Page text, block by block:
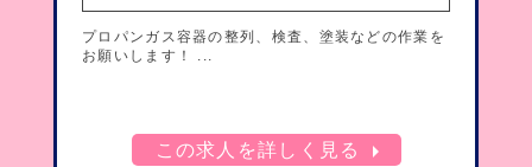
プロパンガス容器の整列、検査、塗装などの作業を
お願いします！ ...
この求人を詳しく見る arrow_right